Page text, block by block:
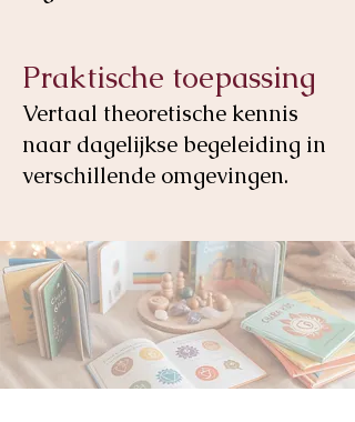
Praktische toepassing
Vertaal theoretische kennis
naar dagelijkse begeleiding in
verschillende omgevingen.